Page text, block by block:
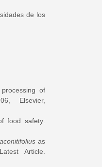
de los
of
Elsevier,
food safety:
as
Article.